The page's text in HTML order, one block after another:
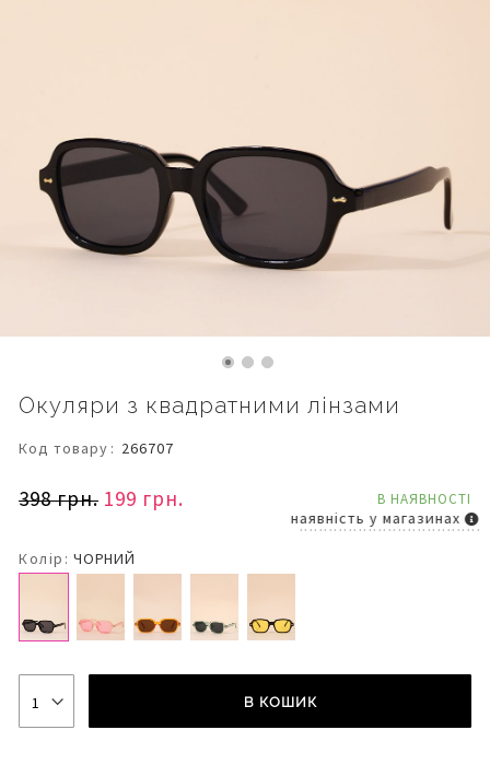
Окуляри з квадратними лінзами
Код товару 266707
398 грн. 199 грн. В НАЯВНОСТІ
наявність у магазинах
Колір: ЧОРНИЙ
В КОШИК
галереї